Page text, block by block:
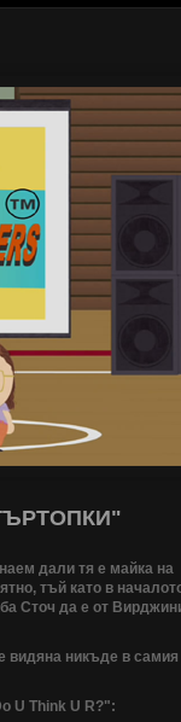
дали тя е майка на
тъй като в
Сточ да е от
видяна никъде в самия
U Think U R?":